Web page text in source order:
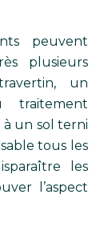
peuvent
plusieurs
un
traitement
un sol terni
tous les
les
l’aspect